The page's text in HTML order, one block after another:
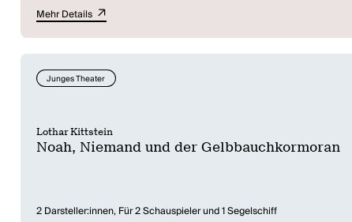
(Ankündigung Theater Trier)
Mehr Details
Junges Theater
Lothar Kittstein
Noah, Niemand und der Gelbbauchkormoran
2 Darsteller:innen, Für 2 Schauspieler und 1 Segelschiff